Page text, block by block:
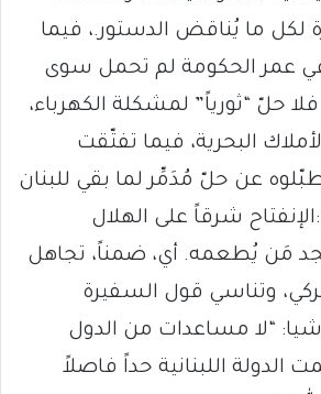
لكل ما يُناقض الدستور.، فيما
في عمر الحكومة لم تحمل سوى
حلّ “ثورياً” لمشكلة الكهرباء،
البحرية، فيما تفتّقت
عن حلّ مُدَمِّر لما بقي للبنان
شرقاً على الهلال
مَن يُطعمه. أي، ضمناً، تجاهل
وتناسي قول السفيرة
شيا: “لا مساعدات من الدول
الدولة اللبنانية حداً فاصلاً